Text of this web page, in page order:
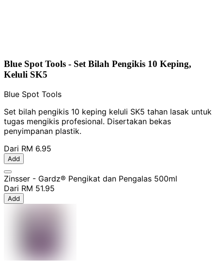
Blue Spot Tools - Set Bilah Pengikis 10 Keping,
Keluli SK5
Blue Spot Tools
Set bilah pengikis 10 keping keluli SK5 tahan lasak untuk
tugas mengikis profesional. Disertakan bekas
penyimpanan plastik.
Dari RM 6.95
Add
Zinsser - Gardz® Pengikat dan Pengalas 500ml
Dari RM 51.95
Add